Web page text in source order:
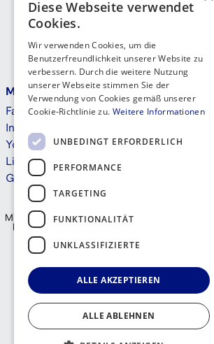
Mehr
Facebook
Instagram
Youtube
Linkedin
GitHub
Kontakt
Diese Webseite verwendet
Cookies.
Wir verwenden Cookies, um die
Benutzerfreundlichkeit unserer Website zu
verbessern. Durch die weitere Nutzung
unserer Webseite stimmen Sie der
Verwendung von Cookies gemäß unserer
Cookie-Richtlinie zu. Weitere Informationen
UNBEDINGT ERFORDERLICH
PERFORMANCE
TARGETING
FUNKTIONALITÄT
UNKLASSIFIZIERTE
ALLE AKZEPTIEREN
ALLE ABLEHNEN